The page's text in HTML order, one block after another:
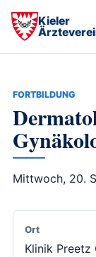
Kieler
FORTBILDUNG
Mittwoch, 20.
Ort
Klinik Preetz